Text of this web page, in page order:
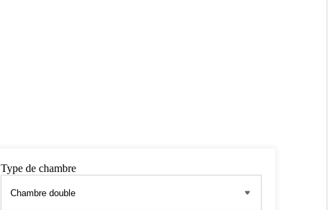
Type de chambre